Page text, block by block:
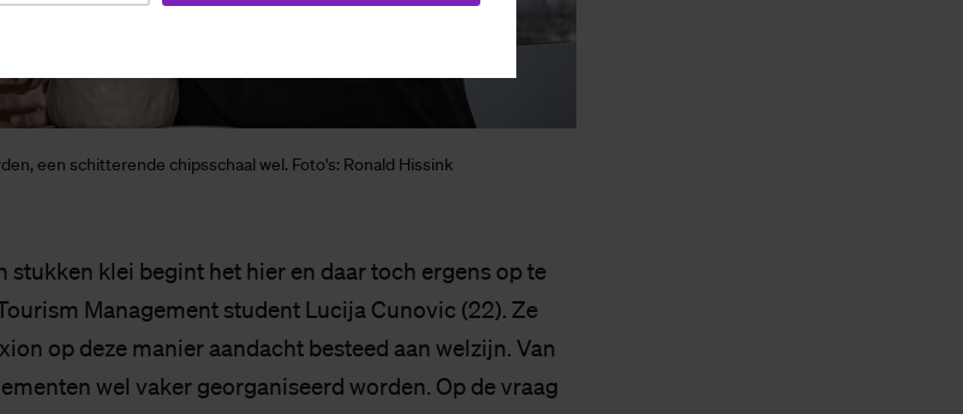
een schitterende chipsschaal wel. Foto's: Ronald Hissink
stukken klei begint het hier en daar toch ergens op te
Management student Lucija Cunovic (22). Ze
op deze manier aandacht besteed aan welzijn. Van
wel vaker georganiseerd worden. Op de vraag